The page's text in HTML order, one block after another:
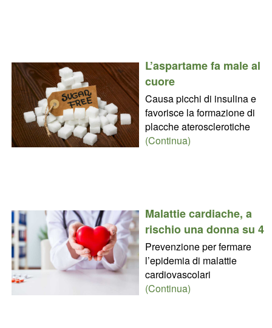
L’aspartame fa male al
cuore
Causa picchi di insulina e
favorisce la formazione di
placche aterosclerotiche
(Continua)
Malattie cardiache, a
rischio una donna su 4
Prevenzione per fermare
l’epidemia di malattie
cardiovascolari
(Continua)